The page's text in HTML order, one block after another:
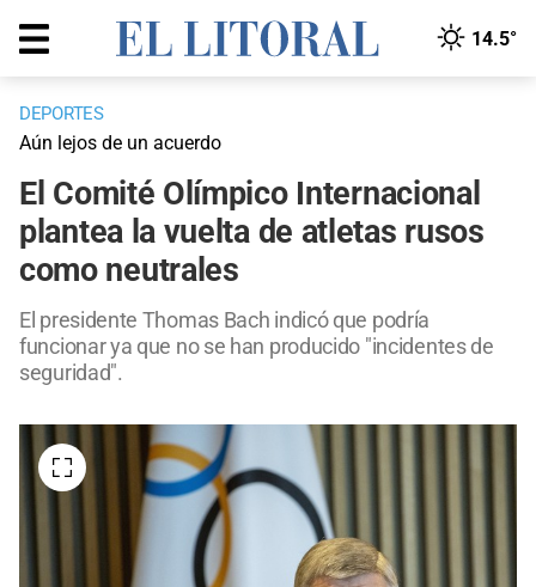
14.5°
DEPORTES
Aún lejos de un acuerdo
El Comité Olímpico Internacional
plantea la vuelta de atletas rusos
como neutrales
El presidente Thomas Bach indicó que podría
funcionar ya que no se han producido "incidentes de
seguridad".